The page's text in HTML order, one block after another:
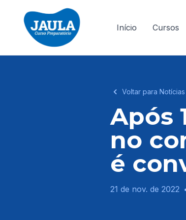
Início Cursos
Voltar para Notícias
Após
no
é
21 de nov. de 2022